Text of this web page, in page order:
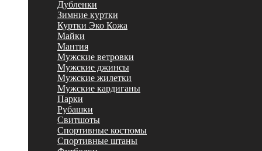
Дубленки
Зимние куртки
Куртки Эко Кожа
Майки
Мантия
Мужские ветровки
Мужские джинсы
Мужские жилетки
Мужские кардиганы
Парки
Рубашки
Свитшоты
Спортивные костюмы
Спортивные штаны